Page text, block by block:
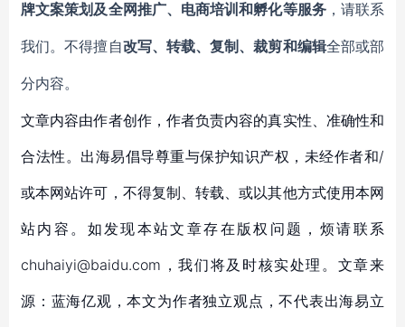
牌文案策划及全网推广、电商培训和孵化等服务，请联系
我们。不得擅自改写、转载、复制、裁剪和编辑全部或部
分内容。
文章内容由作者创作，作者负责内容的真实性、准确性和
合法性。出海易倡导尊重与保护知识产权，未经作者和/
或本网站许可，不得复制、转载、或以其他方式使用本网
站内容。如发现本站文章存在版权问题，烦请联系
chuhaiyi@baidu.com，我们将及时核实处理。文章来
源：蓝海亿观，本文为作者独立观点，不代表出海易立